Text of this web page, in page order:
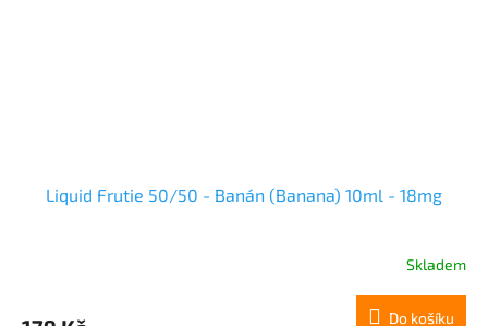
Liquid Frutie 50/50 - Banán (Banana) 10ml - 18mg
Skladem
Do košíku